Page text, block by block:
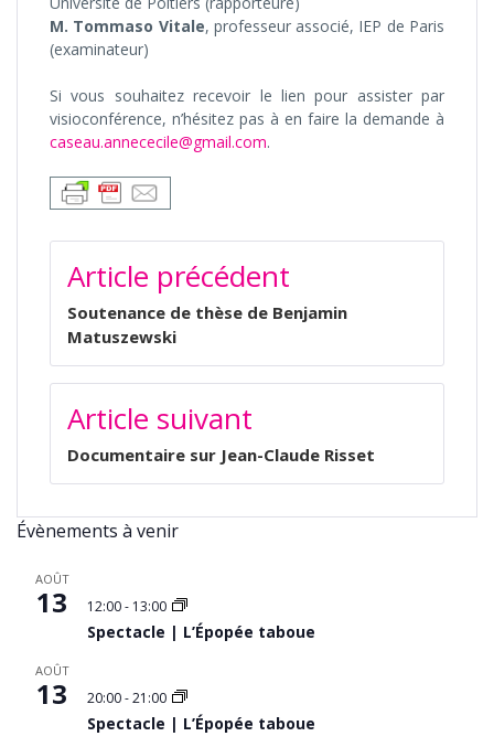
M. Tommaso Vitale, professeur associé, IEP de Paris
(examinateur)
Si vous souhaitez recevoir le lien pour assister par
visioconférence, n’hésitez pas à en faire la demande à
caseau.annececile@gmail.com.
NAVIGATION
DE
L’ARTICLE
Article précédent
Soutenance de thèse de Benjamin
Matuszewski
Article suivant
Documentaire sur Jean-Claude Risset
Évènements à venir
AOÛT
13 12:00- 13:00
Spectacle | L’Épopée taboue
AOÛT
13 20:00-21:00
Spectacle | L’Épopée taboue